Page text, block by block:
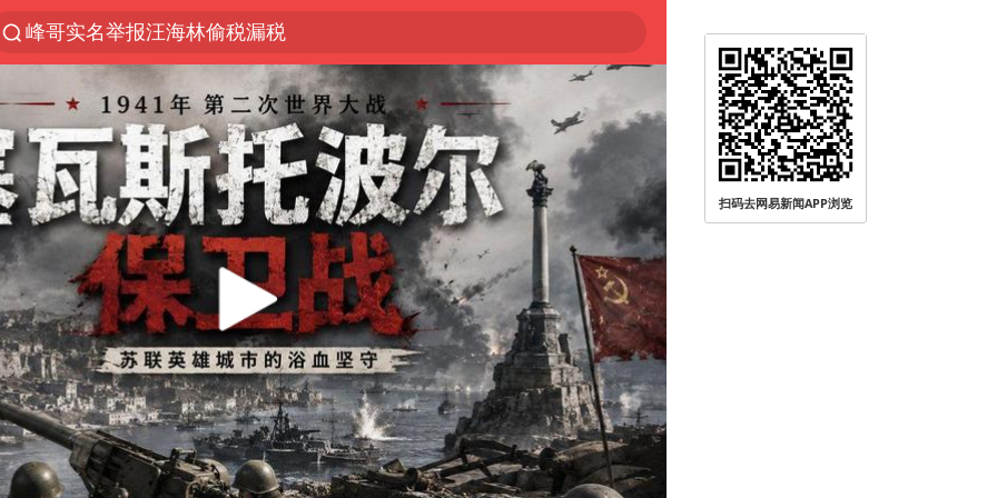
峰哥实名举报汪海林偷税漏税
解锁各地夏日限定体验
富婆带资进组给自己硬加60多场吻戏
酒店回应车内过夜被收150元
名创优品一次性内裤 颜面尽失
“六爷”挂一颗出场
金饰克价一夜涨回1300元
白海豚将正面袭击贯穿浙江
视频丨中国东方电气集团原党组副书记、董事宋致远被查
梁家辉：到内地拍戏不是北上是回归
牛津大学一纸声明甩不了锅
扫码去网易新闻APP浏览